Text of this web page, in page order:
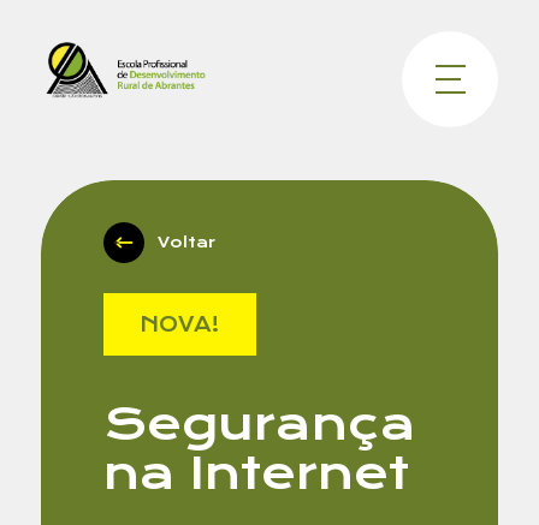
Voltar
NOVA!
Segurança
na Internet